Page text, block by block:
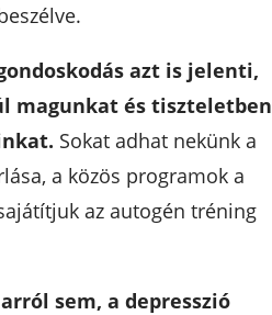
azt is jelenti,
magunkat és tiszteletben
Sokat adhat nekünk a
a közös programok a
az autogén tréning
sem, a depresszió